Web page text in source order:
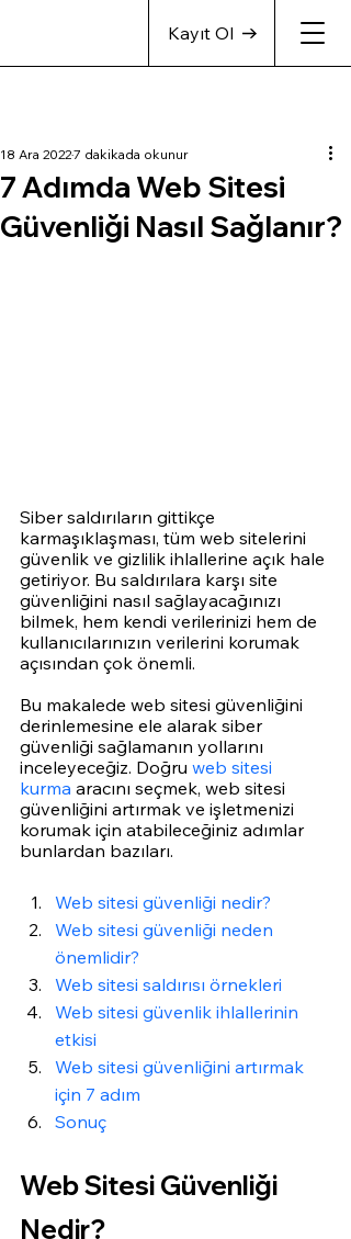
Kayıt Ol
7 Adımda Web Sitesi
Güvenliği Nasıl Sağlanır?
18 Ara 20227 dakikada okunur
Siber saldırıların gittikçe
karmaşıklaşması, tüm web sitelerini
güvenlik ve gizlilik ihlallerine açık hale
getiriyor. Bu saldırılara karşı site
güvenliğini nasıl sağlayacağınızı
bilmek, hem kendi verilerinizi hem de
kullanıcılarınızın verilerini korumak
açısından çok önemli.
Bu makalede web sitesi güvenliğini
derinlemesine ele alarak siber
güvenliği sağlamanın yollarını
inceleyeceğiz. Doğru web sitesi
kurma aracını seçmek, web sitesi
güvenliğini artırmak ve işletmenizi
korumak için atabileceğiniz adımlar
bunlardan bazıları.
Web sitesi güvenliği nedir?
Web sitesi güvenliği neden
önemlidir?
Web sitesi saldırısı örnekleri
Web sitesi güvenlik ihlallerinin
etkisi
Web sitesi güvenliğini artırmak
için 7 adım
Sonuç
Web Sitesi Güvenliği
Nedir?